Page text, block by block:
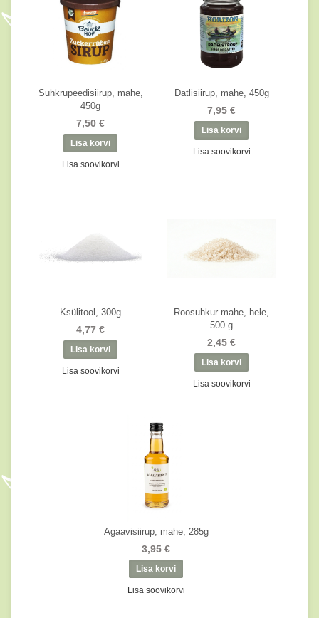
Suhkrupeedisiirup, mahe,
450g
7,50 €
Lisa soovikorvi
Datlisiirup, mahe, 450g
7,95 €
Lisa soovikorvi
Ksülitool, 300g
4,77 €
Lisa soovikorvi
Roosuhkur mahe, hele,
500 g
2,45 €
Lisa soovikorvi
Agaavisiirup, mahe, 285g
3,95 €
Lisa soovikorvi